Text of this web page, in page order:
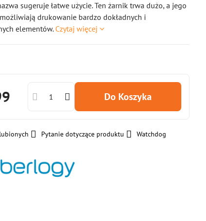
sugeruje łatwe użycie. Ten żarnik trwa dużo, a jego
drukowanie bardzo dokładnych i
elementów.Czytaj więcej
Do Koszyka
Pytanie dotyczące produktu
Watchdog